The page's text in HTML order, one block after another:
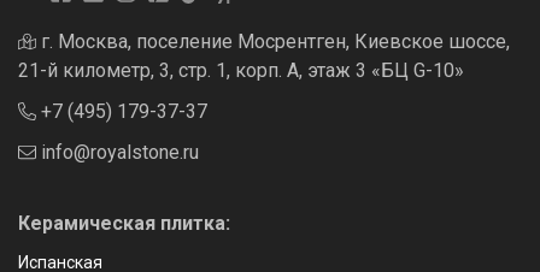
г. Москва, поселение Мосрентген, Киевское шоссе,
21-й километр, 3, стр. 1, корп. А, этаж 3 «БЦ G-10»
+7 (495) 179-37-37
info@royalstone.ru
Керамическая плитка:
Испанская